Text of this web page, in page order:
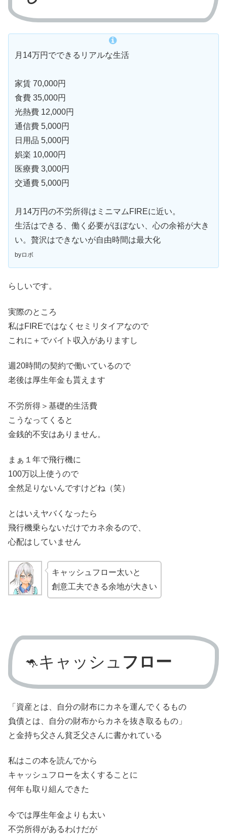
月14万円でできるリアルな生活
家賃 70,000円
食費 35,000円
光熱費 12,000円
通信費 5,000円
日用品 5,000円
娯楽 10,000円
医療費 3,000円
交通費 5,000円
月14万円の不労所得はミニマムFIREに近い。
生活はできる、働く必要がほぼない、心の余裕が大き
い。贅沢はできないが自由時間は最大化
byロボ
らしいです。
実際のところ
私はFIREではなくセミリタイアなので
これに＋でバイト収入がありますし
週20時間の契約で働いているので
老後は厚生年金も貰えます
不労所得＞基礎的生活費
こうなってくると
金銭的不安はありません。
まぁ１年で飛行機に
100万以上使うので
全然足りないんですけどね（笑）
とはいえヤバくなったら
飛行機乗らないだけでカネ余るので、
心配はしていません
キャッシュフロー太いと
創意工夫できる余地が大きい
🦘キャッシュ フロー
「資産とは、自分の財布にカネを運んでくるもの
負債とは、自分の財布からカネを抜き取るもの」
と金持ち父さん貧乏父さんに書かれている
私はこの本を読んでから
キャッシュフローを太くすることに
何年も取り組んできた
今では厚生年金よりも太い
不労所得があるわけだが